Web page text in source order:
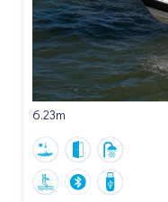
6.23m